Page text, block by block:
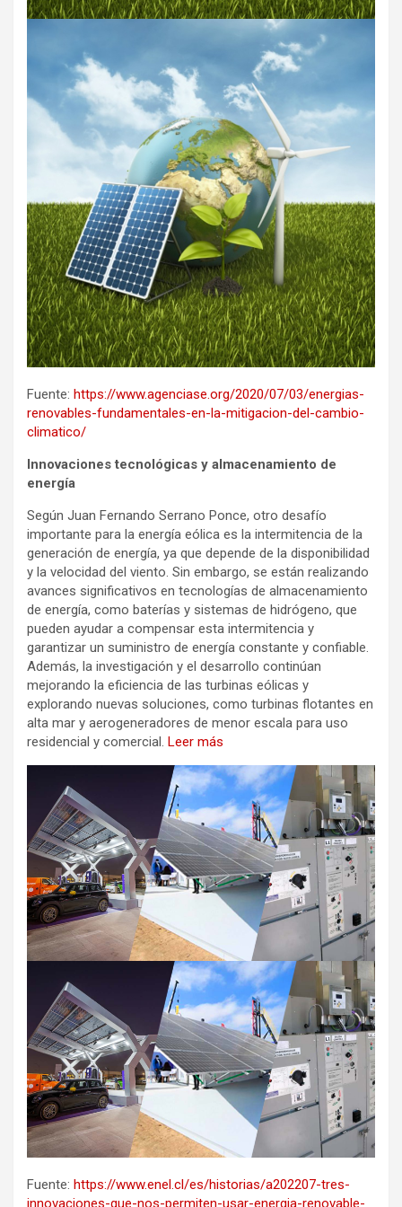
Fuente: https://www.agenciase.org/2020/07/03/energias-
renovables-fundamentales-en-la-mitigacion-del-cambio-
climatico/
Innovaciones tecnológicas y almacenamiento de
energía
Según Juan Fernando Serrano Ponce, otro desafío
importante para la energía eólica es la intermitencia de la
generación de energía, ya que depende de la disponibilidad
y la velocidad del viento. Sin embargo, se están realizando
avances significativos en tecnologías de almacenamiento
de energía, como baterías y sistemas de hidrógeno, que
pueden ayudar a compensar esta intermitencia y
garantizar un suministro de energía constante y confiable.
Además, la investigación y el desarrollo continúan
mejorando la eficiencia de las turbinas eólicas y
explorando nuevas soluciones, como turbinas flotantes en
alta mar y aerogeneradores de menor escala para uso
residencial y comercial. Leer más
Fuente: https://www.enel.cl/es/historias/a202207-tres-
innovaciones-que-nos-permiten-usar-energia-renovable-